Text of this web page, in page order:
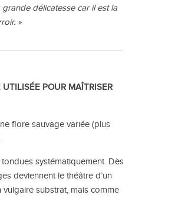
délicatesse car il est la
»
POUR MAÎTRISER
flore sauvage variée (plus
systématiquement. Dès
deviennent le théâtre d’un
vulgaire substrat, mais comme